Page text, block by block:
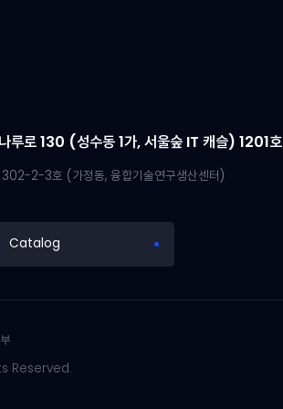
루로 130 (성수동 1가, 서울숲 IT 캐슬) 1201호
2-3호 (가정동, 융합기술연구생산센터)
Catalog
Reserved.